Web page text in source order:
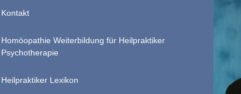
Kontakt
Homöopathie Weiterbildung für Heilpraktiker
Psychotherapie
Heilpraktiker Lexikon